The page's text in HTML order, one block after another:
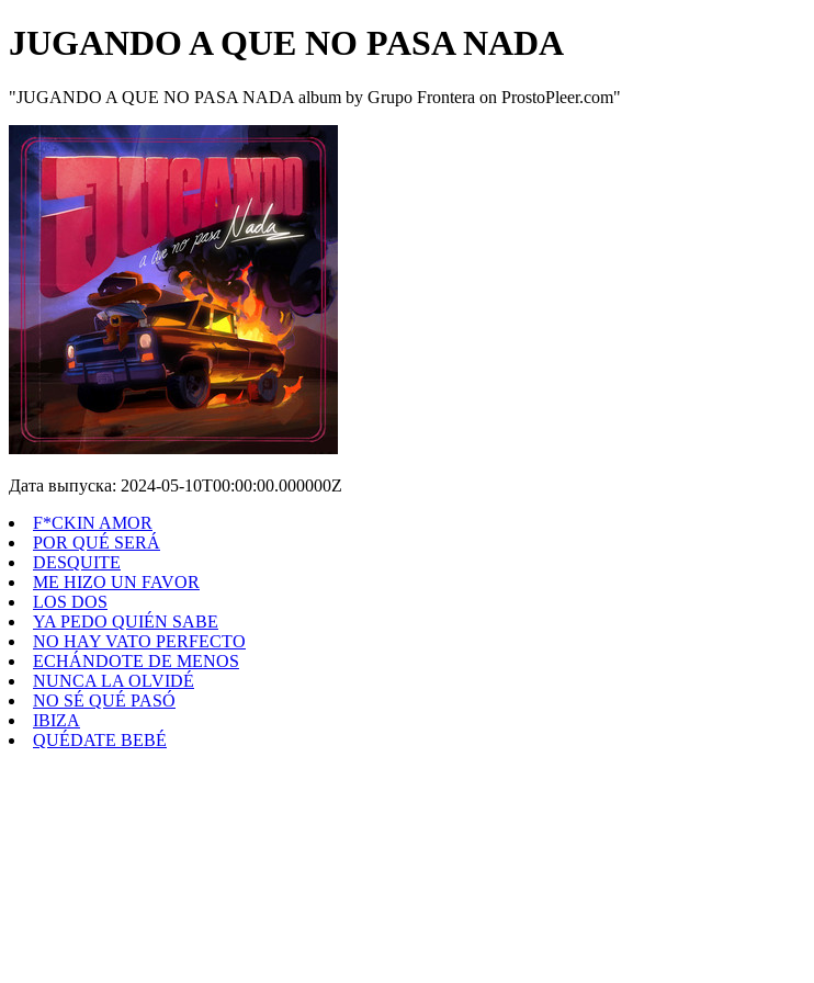
JUGANDO A QUE NO PASA NADA
"JUGANDO A QUE NO PASA NADA album by Grupo Frontera on ProstoPleer.com"
Дата выпуска: 2024-05-10T00:00:00.000000Z
F*CKIN AMOR
POR QUÉ SERÁ
DESQUITE
ME HIZO UN FAVOR
LOS DOS
YA PEDO QUIÉN SABE
NO HAY VATO PERFECTO
ECHÁNDOTE DE MENOS
NUNCA LA OLVIDÉ
NO SÉ QUÉ PASÓ
IBIZA
QUÉDATE BEBÉ